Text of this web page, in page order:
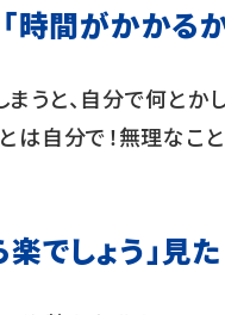
「時間がかかる
うと、自分で何とか
は自分で！無理なこ
楽でしょう」見